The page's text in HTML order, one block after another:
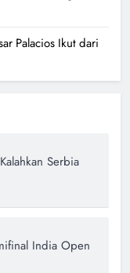
Palacios Ikut dari
Serbia
India Open